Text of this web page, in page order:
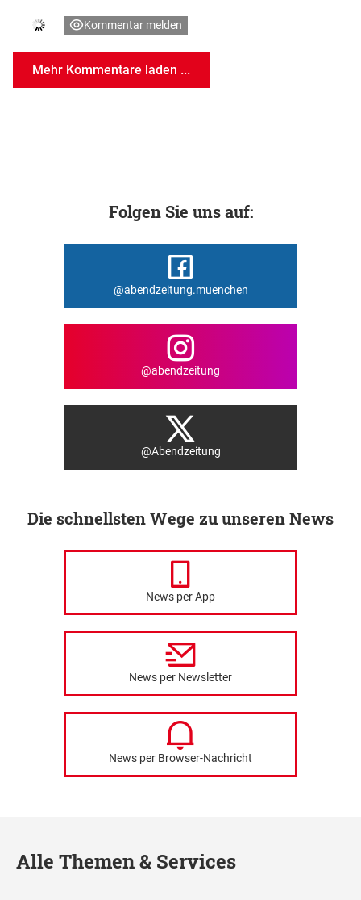
Kommentar melden
Mehr Kommentare laden ...
Folgen Sie uns auf:
@abendzeitung.muenchen
@abendzeitung
@Abendzeitung
Die schnellsten Wege zu unseren News
News per App
News per Newsletter
News per Browser-Nachricht
Alle Themen & Services